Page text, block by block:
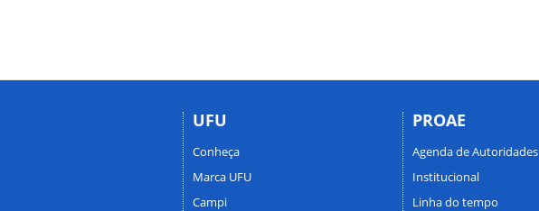
UFU
Conheça
Marca UFU
Campi
PROAE
Agenda de Autoridades
Institucional
Linha do tempo